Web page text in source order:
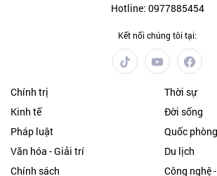
Hotline: 0977885454
Kết nối chúng tôi tại:
Chính trị
Thời sự
Kinh tế
Đời sống
Pháp luật
Quốc
Văn hóa - Giải trí
Du lịch
Chính sách
Công nghệ